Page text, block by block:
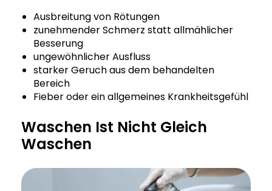
Ausbreitung von Rötungen
zunehmender Schmerz statt allmählicher
Besserung
ungewöhnlicher Ausfluss
starker Geruch aus dem behandelten
Bereich
Fieber oder ein allgemeines Krankheitsgefühl
Waschen Ist Nicht Gleich
Waschen